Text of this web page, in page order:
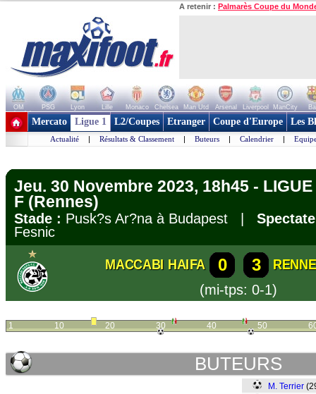
A retenir : Palmarès Coupe du
OM PSG Lyon Lille Monaco Chelsea Man Utd Arsenal Liverpool ManCity
+ de clubs
Mercato Ligue 1 L2/Coupes Etranger Coupe d'Europe Les
Actualité | Résultats & Classement | Buteurs | Calendrier |
Jeu. 30 Novembre 2023, 18h45 -
F (Rennes)
Stade : Pusk?s Ar?na à Budapest |
Fesnic
MACCABI HAIFA 0 3
(mi-tps: 0-1)
1 10 20 30 40 50
BUTEURS
M. Terrier